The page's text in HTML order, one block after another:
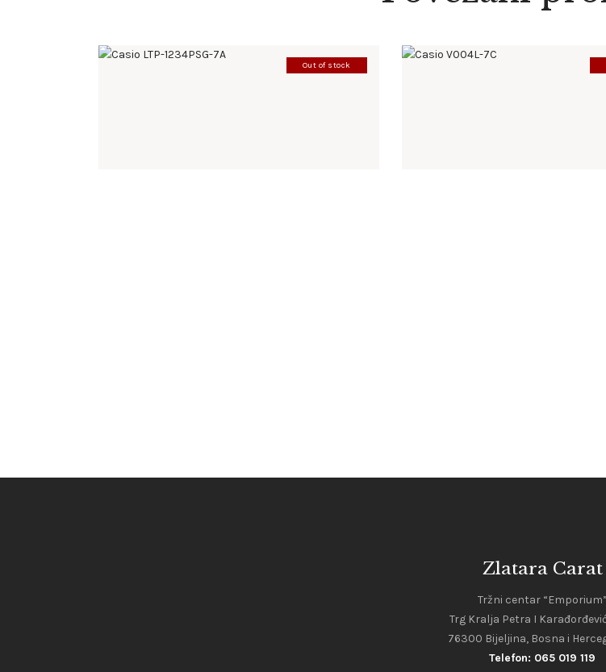
Out of stock
Zlatara Carat
Tržni centar “Emporium”
Trg Kralja Petra I
76300 Bijeljina, Bosna i
Telefon: 065 019 119